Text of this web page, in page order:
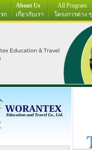
ก
About Us
เกี่ยวกับเรา
All Program
โครงการต่าง ๆ